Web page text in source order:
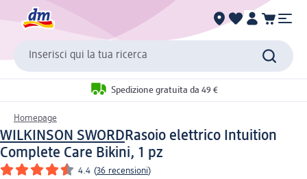
Inserisci qui la tua ricerca
Spedizione gratuita da 49 €
Homepage
WILKINSON SWORDRasoio elettrico Intuition
Complete Care Bikini, 1 pz
4.4 (36 recensioni)